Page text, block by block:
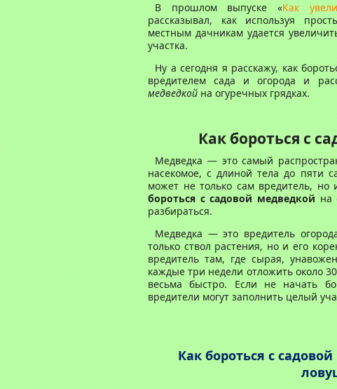
В прошлом выпуске «Как
рассказывал, как используя
местным дачникам удается
участка.
Ну а сегодня я расскажу, как
вредителем сада и огорода и
медведкой на огуречных грядках.
Как бороться с
Медведка — это самый
насекомое, с длиной тела до пяти
может не только сам вредитель,
бороться с садовой медведкой на
разбираться.
Медведка — это вредитель
только ствол растения, но и его
вредитель там, где сырая,
каждые три недели отложить около
весьма быстро. Если не начать
вредители могут заполнить целый
Как бороться с